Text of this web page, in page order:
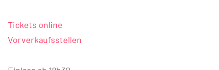
Tickets online
Vorverkaufsstellen